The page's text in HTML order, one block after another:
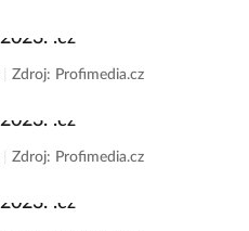
Zdroj: Profimedia.cz
Zdroj: Profimedia.cz